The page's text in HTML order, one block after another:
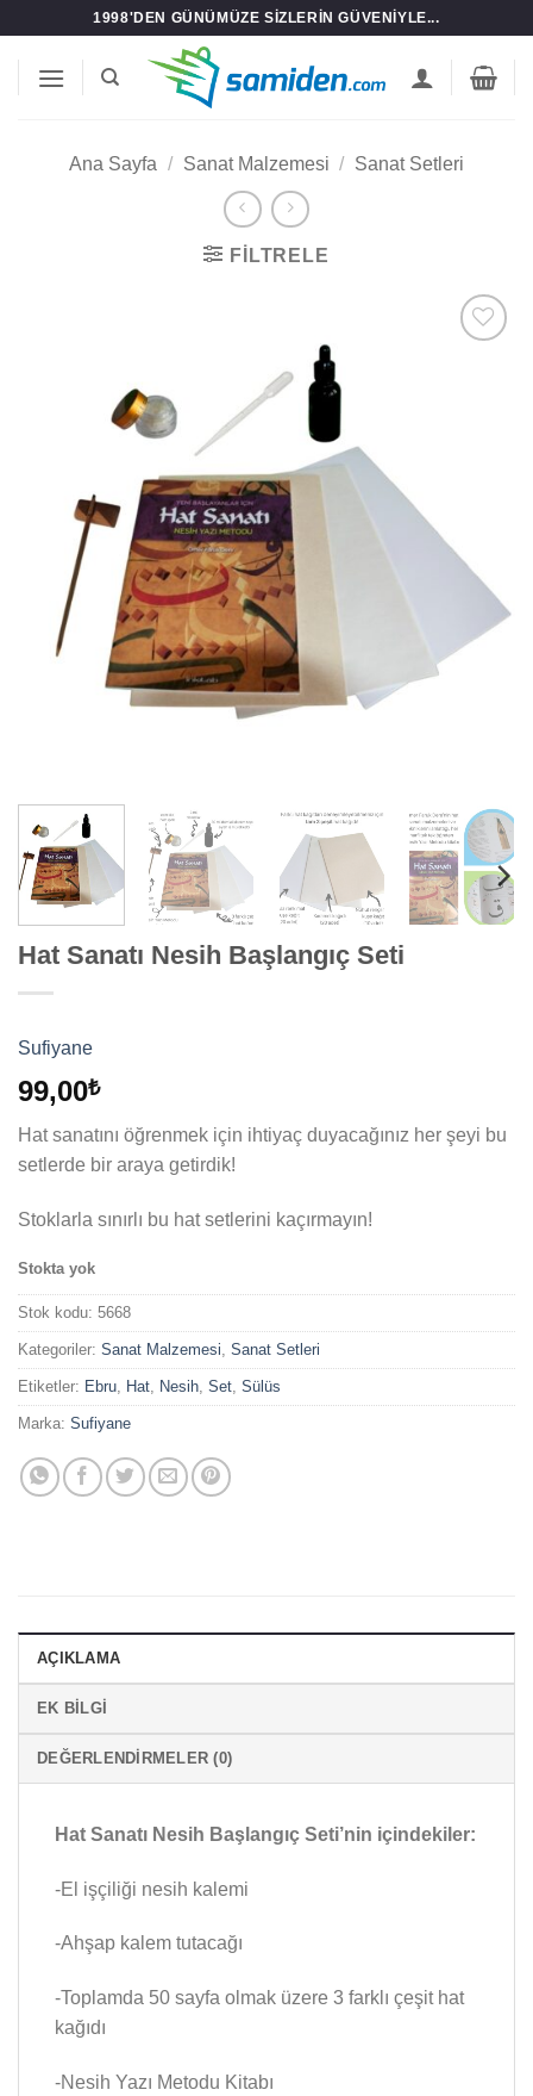
1998'DEN GÜNÜMÜZE SIZLERIN GÜVENIYLE...
Ana Sayfa / Sanat Malzemesi / Sanat Setleri
FILTRELE
Hat Sanatı Nesih Başlangıç Seti
Sufiyane
99,00₺
Hat sanatını öğrenmek için ihtiyaç duyacağınız her şeyi bu
setlerde bir araya getirdik!
Stoklarla sınırlı bu hat setlerini kaçırmayın!
Stokta yok
Stok kodu: 5668
Kategoriler: Sanat Malzemesi Sanat Setleri
Etiketler: Ebru Hat Nesih Set Sülüs
Marka: Sufiyane
AÇIKLAMA
EK BILGI
DEĞERLENDIRMELER (0)
Hat Sanatı Nesih Başlangıç Seti’nin içindekiler:
-El işçiliği nesih kalemi
-Ahşap kalem tutacağı
-Toplamda 50 sayfa olmak üzere 3 farklı çeşit hat
kağıdı
-Nesih Yazı Metodu Kitabı